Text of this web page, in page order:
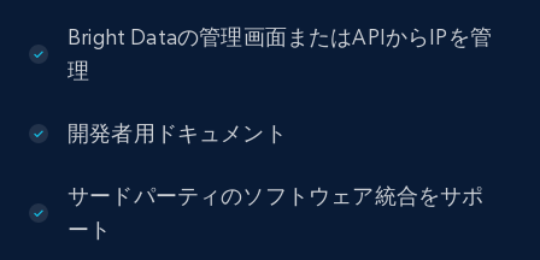
Bright Dataの管理画面またはAPIからIPを管
理
開発者用ドキュメント
サードパーティのソフトウェア統合をサポ
ート